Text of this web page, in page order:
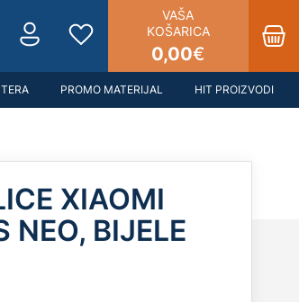
VAŠA
KOŠARICA
0,00€
PROMO MATERIJAL HIT PROIZVODI
XIAOMI
NEO, BIJELE